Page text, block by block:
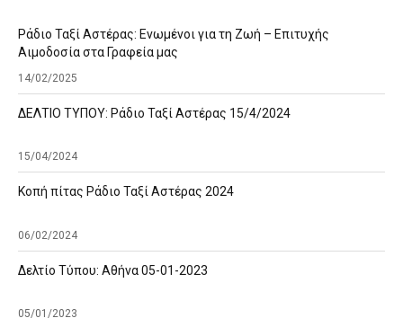
Ράδιο Ταξί Αστέρας: Ενωμένοι για τη Ζωή – Επιτυχής
Αιμοδοσία στα Γραφεία μας
14/02/2025
ΔΕΛΤΙΟ ΤΥΠΟΥ: Ράδιο Ταξί Αστέρας 15/4/2024
15/04/2024
Κοπή πίτας Ράδιο Ταξί Αστέρας 2024
06/02/2024
Δελτίο Τύπου: Αθήνα 05-01-2023
05/01/2023